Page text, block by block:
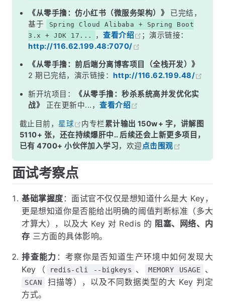
五、安全删除大 Key 的正确姿势
六、大 Key 预防措施
常见面试变体
记忆口诀
总结
《从零手撸：仿小红书（微服务架构）》
已完结，
基于
Spring Cloud Alibaba + Spring Boot
3.x + JDK 17...
，查看介绍
；演示链接：
http://116.62.199.48:7070/
《从零手撸：前后端分离博客项目（全栈开发）》
2 期已完结，演示链接： http://116.62.199.48/
新开坑项目：
《从零手撸：秒杀系统高并发优化实
战》
正在更新中...，查看介绍
截止目前， 星球 内专栏累计输出 150w+ 字，讲解图
5110+ 张，还在持续爆肝中.. 后续还会上新更多项目，
已有 4700+ 小伙伴加入学习，欢迎点击围观
面试考察点
基础掌握度 ：面试官不仅仅是想知道什么是大 Key，
更是想知道你是否能给出明确的阈值判断标准（多大
才算大），以及大 Key 对 Redis 的 阻塞、网络、内
存 三方面的具体影响。
排查能力 ：考察你是否知道生产环境中如何发现大
Key（
redis-cli --bigkeys 、 MEMORY USAGE 、
SCAN
扫描等），以及不同数据类型的大 Key 判定
方式。